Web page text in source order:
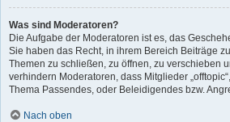
Was sind Moderatoren?
Die Aufgabe der Moderatoren ist es, das
Sie haben das Recht, in ihrem Bereich Beiträge
Themen zu schließen, zu öffnen, zu verschieben
verhindern Moderatoren, dass Mitglieder
Thema Passendes, oder Beleidigendes bzw.
Nach oben